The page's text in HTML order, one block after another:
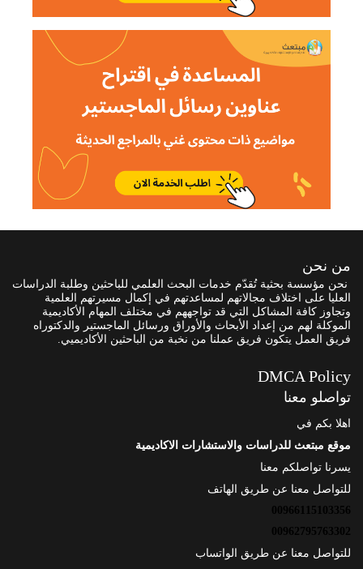
من نحن
نحن مؤسسة بحثية تُقدّم خدمات البحث العلمي للباحثين وطلبة الدراسات
العليا على اختلاف مجالاتهم لمساعدتهم في إكمال مسيرتهم العلمية
وتجاوز كافة المشاكل التي قد تواجههم في مختلف المهام الأكاديمية
الموكلة لهم من إعداد الأبحاث والأوراق ورسائل الماجستير والدكتوراه
فريق العمل يتكون فريق عملنا من نخبة من الباحثين الأكاديميي.
DMCA Policy
تواصلو معنا
اهلا بكم في
موقع مبتعث للدراسات والاستشارات الاكاديمية
يسرنا تواصلكم معنا
للتواصل معنا عن طريق الهاتف
00966115103356
00962795763302
للتواصل معنا عن طريق الواتساب